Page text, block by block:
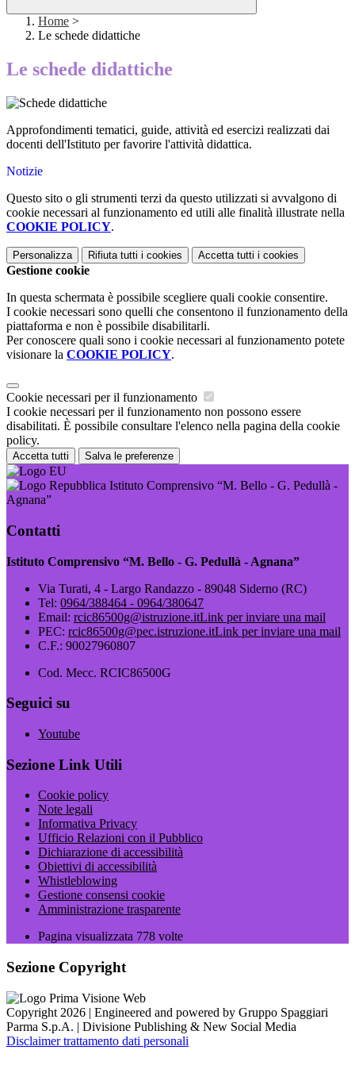
Home >
Le schede didattiche
Le schede didattiche
Approfondimenti tematici, guide, attività ed esercizi realizzati dai
docenti dell'Istituto per favorire l'attività didattica.
Notizie
Questo sito o gli strumenti terzi da questo utilizzati si avvalgono di
cookie necessari al funzionamento ed utili alle finalità illustrate nella
COOKIE POLICY.
Personalizza Rifiuta tutti i cookies Accetta tutti i cookies
Gestione cookie
In questa schermata è possibile scegliere quali cookie consentire.
I cookie necessari sono quelli che consentono il funzionamento della
piattaforma e non è possibile disabilitarli.
Per conoscere quali sono i cookie necessari al funzionamento potete
visionare la COOKIE POLICY.
Cookie necessari per il funzionamento
I cookie necessari per il funzionamento non possono essere
disabilitati. È possibile consultare l'elenco nella pagina della cookie
policy.
Accetta tutti Salva le preferenze
Istituto Comprensivo “M. Bello - G. Pedullà -
Agnana”
Contatti
Istituto Comprensivo “M. Bello - G. Pedullà - Agnana”
Via Turati, 4 - Largo Randazzo - 89048 Siderno (RC)
Tel: 0964/388464 - 0964/380647
Email: rcic86500g@istruzione.itLink per inviare una mail
PEC: rcic86500g@pec.istruzione.itLink per inviare una mail
C.F.: 90027960807
Cod. Mecc. RCIC86500G
Seguici su
Youtube
Sezione Link Utili
Cookie policy
Note legali
Informativa Privacy
Ufficio Relazioni con il Pubblico
Dichiarazione di accessibilità
Obiettivi di accessibilità
Whistleblowing
Gestione consensi cookie
Amministrazione trasparente
Pagina visualizzata 778 volte
Sezione Copyright
Copyright 2026 | Engineered and powered by Gruppo Spaggiari
Parma S.p.A. | Divisione Publishing & New Social Media
Disclaimer trattamento dati personali